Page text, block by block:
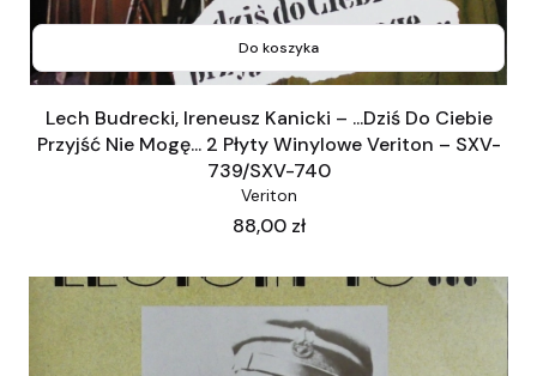
Do koszyka
Lech Budrecki, Ireneusz Kanicki – ...Dziś Do Ciebie
Przyjść Nie Mogę... 2 Płyty Winylowe Veriton – SXV-
739/SXV-740
Veriton
Cena
88,00 zł